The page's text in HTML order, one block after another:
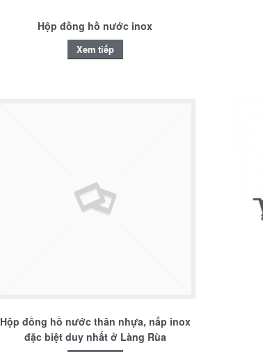
Hộp đồng hồ nước inox
Xem tiếp
Hộp đồng hồ nước thân nhựa, nắp inox
đặc biệt duy nhất ở Làng Rùa